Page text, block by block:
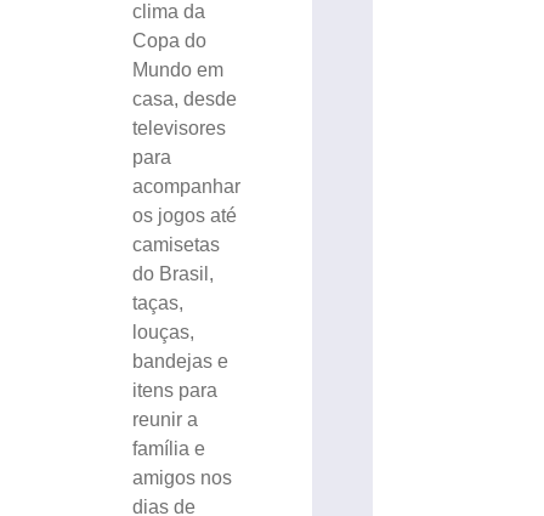
clima da
Copa do
Mundo em
casa, desde
televisores
para
acompanhar
os jogos até
camisetas
do Brasil,
taças,
louças,
bandejas e
itens para
reunir a
família e
amigos nos
dias de